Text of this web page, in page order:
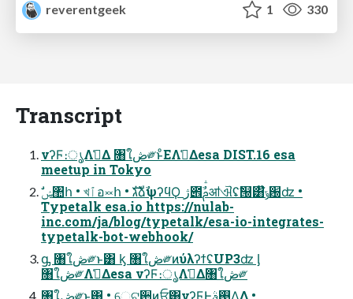
reverentgeek
1 330
Transcript
νʔϜ։ൃΛࢧ͑Δ ৘ใڞ༗ͱͦΕΛࢧ͑Δesa DIST.16 esa
meetup in Tokyo
Typetalk esa.io https://nulab-
inc.com/ja/blog/typetalk/esa-io-integrates-
typetalk-bot-webhook/
ᶃ ৘ใڞ༗ͱ͸ ᶄ ৘ใڞ༗ͷύλʔϯʢUP3ʣ ᶅ
৘ใڞ༗Λࢧ͑Δesa νʔϜ։ൃΛࢧ͑Δ৘ใڞ༗
৘ใڞ༗ͱ͸ • େଟ਺ͷਓ͸νʔϜͰ࢓ࣄΛ͢Δ •